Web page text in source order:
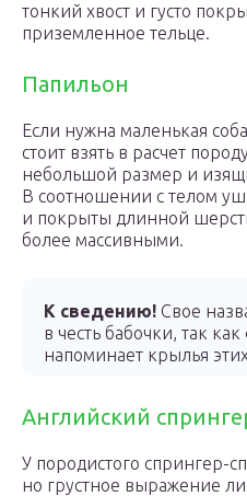
тонкий хвост и густо
приземленное тельце.
Папильон
Если нужна маленькая
стоит взять в расчет
небольшой размер и
В соотношении с телом
и покрыты длинной
более массивными.
К сведению! Свое
в честь бабочки, так
напоминает крылья
Английский
У породистого спрингер-
но грустное выражение